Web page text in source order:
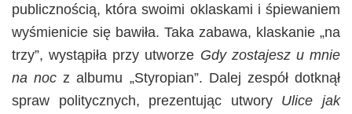
publicznością, która swoimi oklaskami i śpiewaniem
wyśmienicie się bawiła. Taka zabawa, klaskanie „na
trzy”, wystąpiła przy utworze Gdy zostajesz u mnie
na noc z albumu „Styropian”. Dalej zespół dotknął
spraw politycznych, prezentując utwory Ulice jak